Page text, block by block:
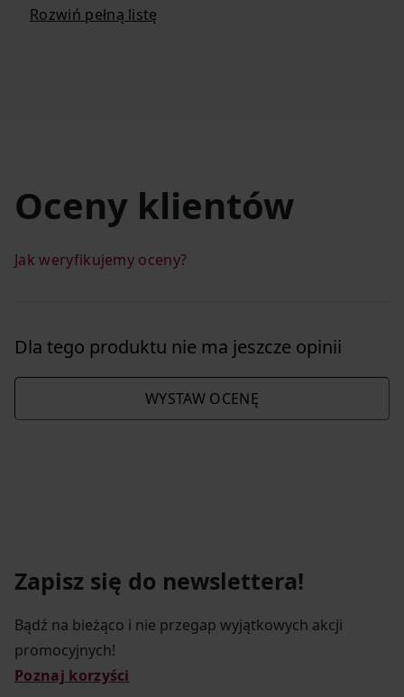
Rozwiń pełną listę
Oceny klientów
Jak weryfikujemy oceny?
Dla tego produktu nie ma jeszcze opinii
WYSTAW OCENĘ
Zapisz się do newslettera!
Bądź na bieżąco i nie przegap wyjątkowych akcji
promocyjnych!
Poznaj korzyści